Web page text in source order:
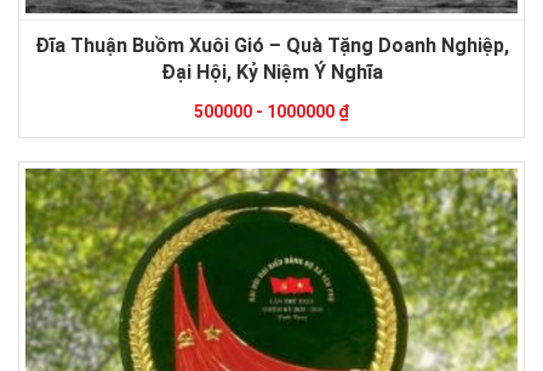
Đĩa Thuận Buồm Xuôi Gió – Quà Tặng Doanh Nghiệp,
Đại Hội, Kỷ Niệm Ý Nghĩa
500000 - 1000000 ₫